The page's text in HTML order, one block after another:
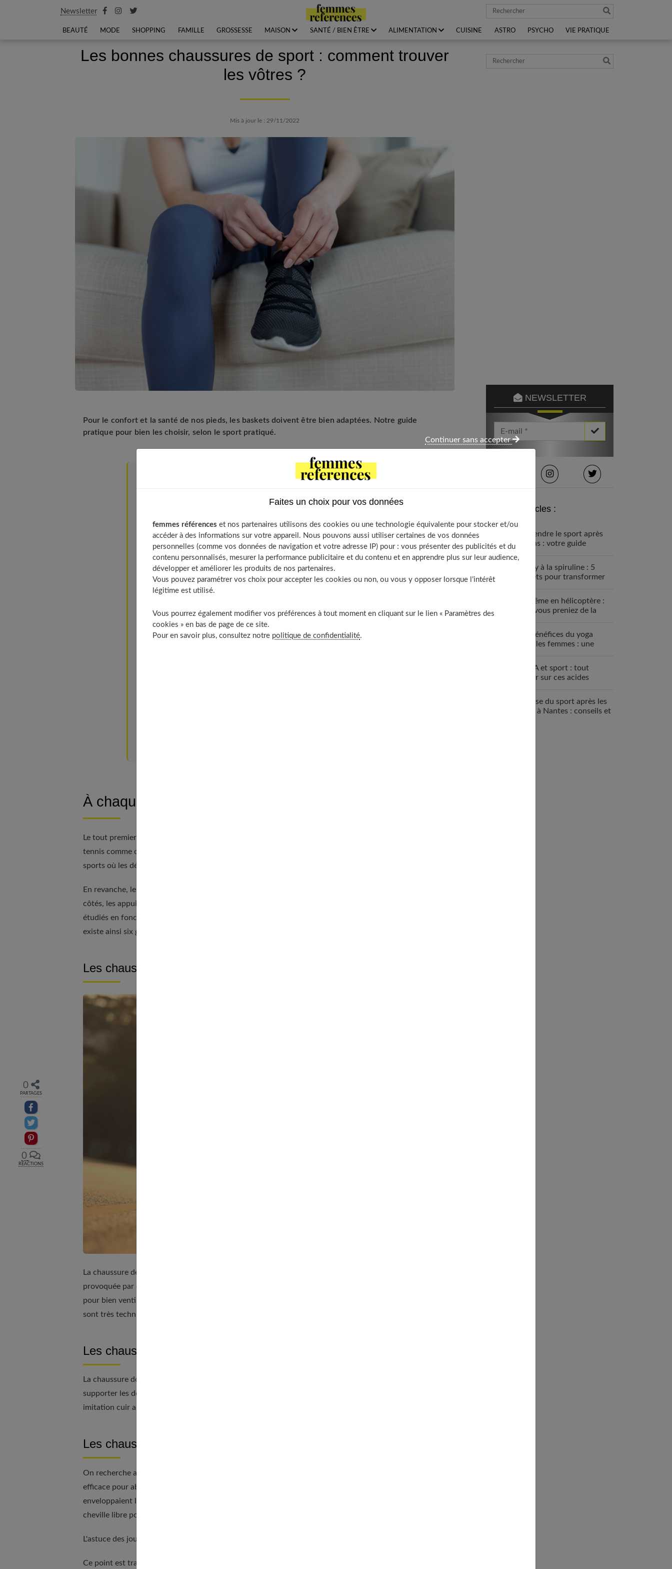
Newsletter Rechercher
BEAUTÉ MODE SHOPPING FAMILLE GROSSESSE MAISON SANTÉ / BIEN ÊTRE ALIMENTATION CUISINE ASTRO PSYCHO VIE PRATIQUE
Les bonnes chaussures de sport : comment trouver
les vôtres ?
Mis à jour le : 29/11/2022
Pour le confort et la santé de nos pieds, les baskets doivent être bien adaptées. Notre guide
pratique pour bien les choisir, selon le sport pratiqué.
0
PARTAGES
Partager sur facebook
Partager sur Twitter
Epingler sur Pinterest
0
RÉACTIONS
Les chaussures pour le tennis
Les chaussures pour le basket
Les chaussures pour le sport de salle
Les chaussures pour le football
Les chaussures pour le multi-sports
Votre pointure
Votre poids
Le terrain
À chaque sport sa chaussure
Le tout premier critère de choix
tennis comme on ne joue pas au tennis avec des running. La course, la randonnée et la marche sont des
sports où les déplacements se font toujours dans le même sens.
En revanche, le tennis, le handball, le basket et le volley exigent de se déplacer vers l'avant et sur les
côtés, les appuis au sol sont donc multiples. C'est pourquoi l'amorti et les renforts des chaussures sont
étudiés en fonction du type de sport, et ce afin d'apporter le plus de stabilité et de confort possible. Il
existe ainsi six grandes catégories de chaussures de sport.
Les chaussures pour la course
La chaussure de "running" doit être légère et avoir un bon amorti pour absorber l'onde de choc
provoquée par chaque foulée. La plupart des modèles sont en nylon mesh, une fibre textile respirante
pour bien ventiler le pied. C'est la discipline qui pose le plus de problème de choix, car les chaussures
sont très techniques. D'où l'intérêt de bien se faire conseiller.
Les chaussures pour le tennis
La chaussure doit avoir de bonnes qualités de maintien du pied et une stabilité importante pour
supporter les déplacements. Très sollicitée, elle a tendance à s'user rapidement. Préférez le synthétique
imitation cuir au cuir véritable. Plus facile d'entretien, il se déforme moins.
Les chaussures pour le basket
On recherche aussi un bon maintien du pied, surtout au niveau du talon, mais également un amorti
efficace pour absorber les chocs lors des sauts. Dans les années 1980, la mode était aux chaussures qui
enveloppaient la cheville. Aujourd'hui, la basket est plus montante qu'une tennis, mais elle laisse la
cheville libre pour permettre une plus grande liberté de mouvement.
L'astuce des joueurs professionnels qui ont la cheville fragile :
Ce point est traité en profondeur dans
Rechercher
NEWSLETTER
Votre Email *
Derniers articles :
Reprendre le sport après
40 ans : votre guide
aventure active
Whey à la spiruline : 5
secrets pour transformer
Baptême en hélicoptère :
et si vous preniez de la
Les bénéfices du yoga
pour les femmes : une
BCAA et sport : tout
savoir sur ces acides
Reprise du sport après les
fêtes à Nantes : conseils et
Faites un choix pour vos données
femmes références et nos partenaires utilisons des cookies ou une technologie équivalente pour stocker et/ou
accéder à des informations sur votre appareil. Nous pouvons aussi utiliser certaines de vos données
personnelles (comme vos données de navigation et votre adresse IP) pour : vous présenter des publicités et du
contenu personnalisés, mesurer la performance publicitaire et du contenu et en apprendre plus sur leur audience,
développer et améliorer les produits de nos partenaires.
Vous pouvez paramétrer vos choix pour accepter les cookies ou non, ou vous y opposer lorsque l’intérêt
légitime est utilisé.
Vous pourrez également modifier vos préférences à tout moment en cliquant sur le lien « Paramètres des
cookies » en bas de page de ce site.
Pour en savoir plus, consultez notre politique de confidentialité.
Continuer sans accepter